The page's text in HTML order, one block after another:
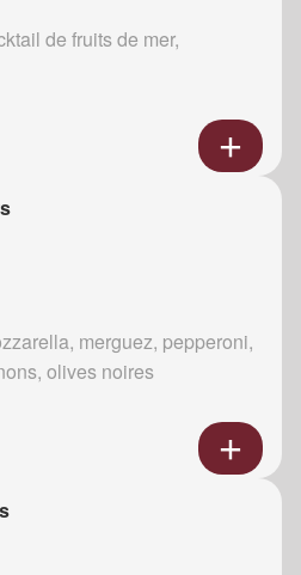
de fruits de mer,
merguez, pepperoni,
olives noires